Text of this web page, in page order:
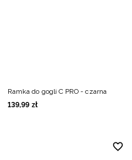
Ramka do gogli C PRO - czarna
139,99 zł
Ukraiński / UAH